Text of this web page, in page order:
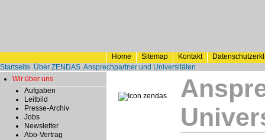
Home Sitemap Kontakt
Startseite Über ZENDAS Ansprechpartner und Universitäten
Wir über uns
Aufgaben
Leitbild
Presse-Archiv
Jobs
Newsletter
Abo-Vertrag